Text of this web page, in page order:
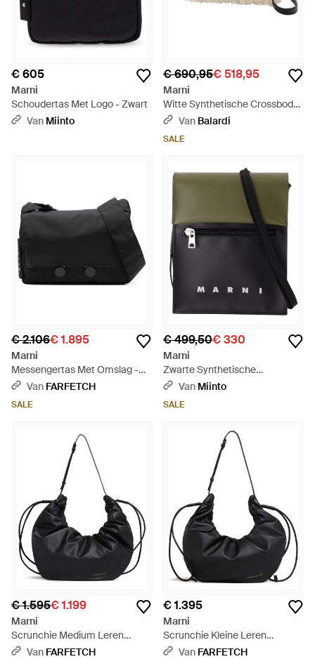
€ 605
Marni
Schoudertas Met Logo - Zwart
Van Miinto
€ 690,95€ 518,95
Marni
Witte Synthetische Crossbody
Tas Met Ketting - Naturel
Van Balardi
SALE
€ 2.106€ 1.895
Marni
Messengertas Met Omslag -
Zwart
Van FARFETCH
SALE
€ 499,50€ 330
Marni
Zwarte Synthetische
Crossbody Tas Met Klep -
Van Miinto
SALE
€ 1.595€ 1.199
Marni
Scrunchie Medium Leren
Schoudertas - Zwart
Van FARFETCH
€ 1.395
Marni
Scrunchie Kleine Leren
Schoudertas - Zwart
Van FARFETCH